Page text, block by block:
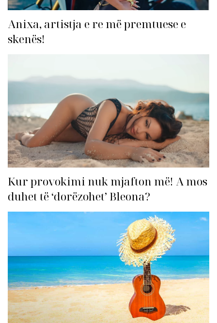
Anixa, artistja e re më premtuese e
skenës!
Kur provokimi nuk mjafton më! A mos
duhet të ‘dorëzohet’ Bleona?